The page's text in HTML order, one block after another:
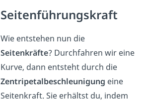
Seitenführungskraft
Wie entstehen nun die
Seitenkräfte? Durchfahren wir eine
Kurve, dann entsteht durch die
Zentripetalbeschleunigung eine
Seitenkraft. Sie erhältst du, indem